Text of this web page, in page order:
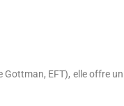
Gottman, EFT), elle offre un